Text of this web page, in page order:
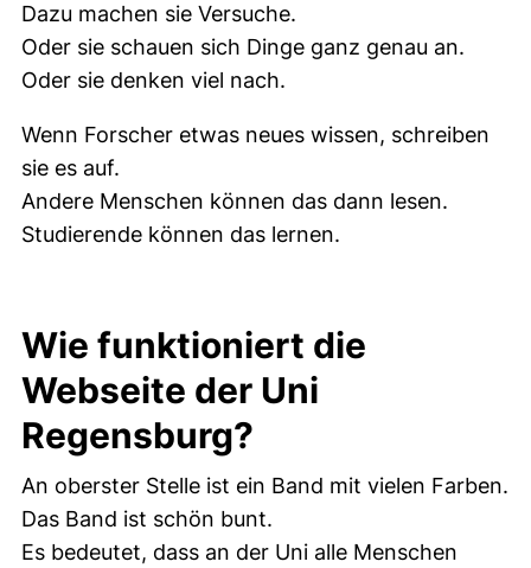
Dazu machen sie Versuche.
Oder sie schauen sich Dinge ganz genau an.
Oder sie denken viel nach.
Wenn Forscher etwas neues wissen, schreiben
sie es auf.
Andere Menschen können das dann lesen.
Studierende können das lernen.
Wie funktioniert die
Webseite der Uni
Regensburg?
An oberster Stelle ist ein Band mit vielen Farben.
Das Band ist schön bunt.
Es bedeutet, dass an der Uni alle Menschen